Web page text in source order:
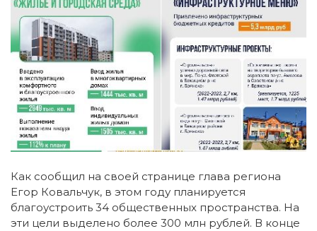
Как сообщил на своей странице глава региона
Егор Ковальчук, в этом году планируется
благоустроить 34 общественных пространства. На
эти цели выделено более 300 млн рублей. В конце